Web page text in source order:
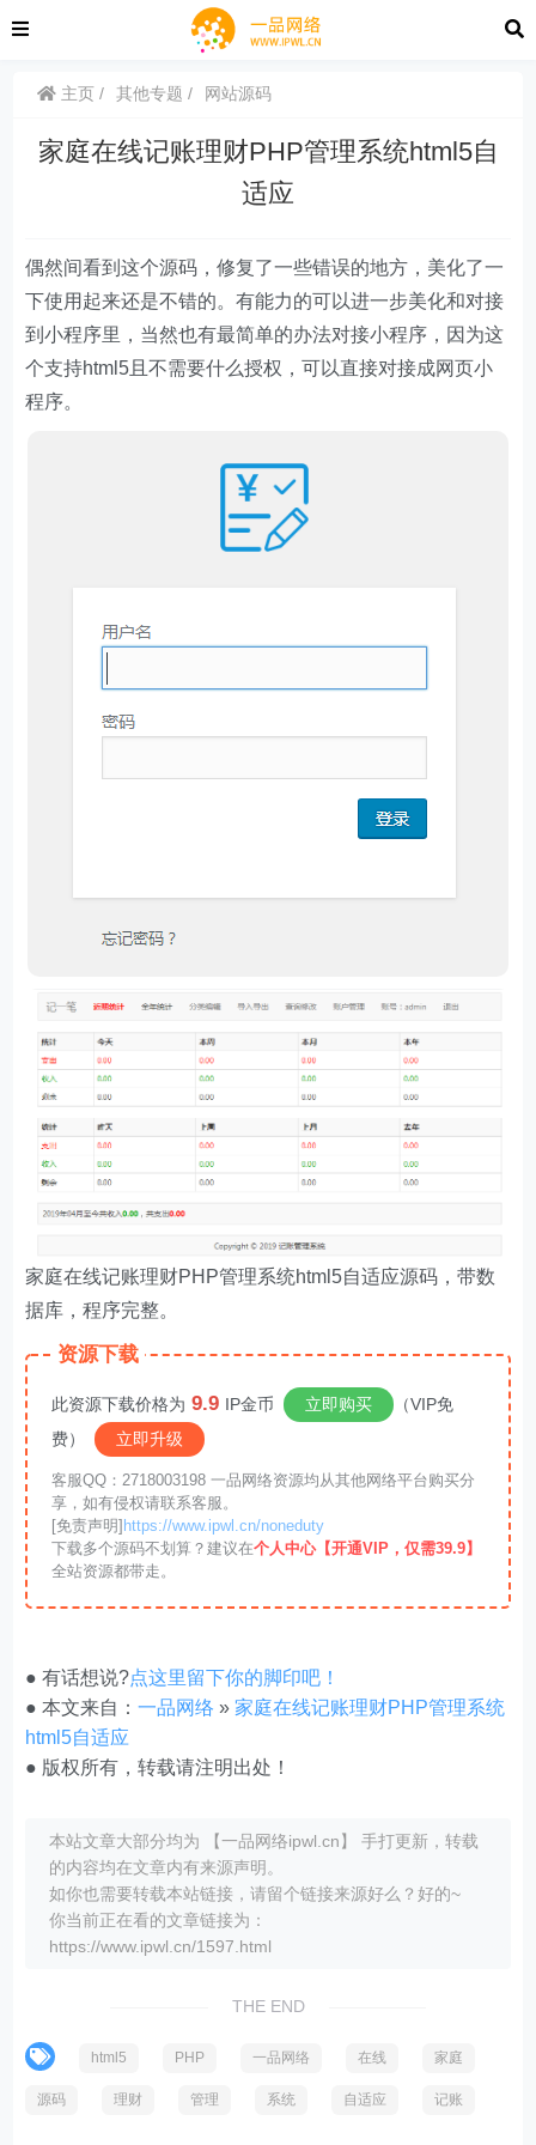
主页 其他专题 网站源码
家庭在线记账理财PHP管理系统html5自
适应
偶然间看到这个源码，修复了一些错误的地方，美化了一
下使用起来还是不错的。有能力的可以进一步美化和对接
到小程序里，当然也有最简单的办法对接小程序，因为这
个支持html5且不需要什么授权，可以直接对接成网页小
程序。
家庭在线记账理财PHP管理系统html5自适应源码，带数
据库，程序完整。
资源下载
此资源下载价格为 9.9 IP金币 立即购买
（VIP免
费）
立即升级
客服QQ：2718003198 一品网络资源均从其他网络平台购买分
享，如有侵权请联系客服。
[免责声明] https://www.ipwl.cn/noneduty
下载多个源码不划算？建议在个人中心【开通VIP，仅需39.9】
全站资源都带走。
● 有话想说?点这里留下你的脚印吧！
● 本文来自：一品网络 »家庭在线记账理财PHP管理系统
html5自适应
● 版权所有，转载请注明出处！
本站文章大部分均为 【一品网络ipwl.cn】 手打更新，转载
的内容均在文章内有来源声明。
如你也需要转载本站链接，请留个链接来源好么？好的~
你当前正在看的文章链接为：
https://www.ipwl.cn/1597.html
THE END
html5 PHP 一品网络 在线 家庭
源码 理财 管理 系统 自适应 记账